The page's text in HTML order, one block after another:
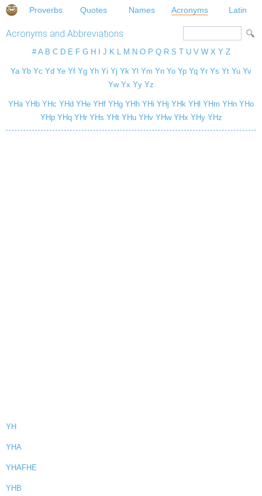
Proverbs Quotes Names Acronyms Latin
Acronyms and Abbreviations
# A B C D E F G H J K L M N O P Q R S T U V W X Y Z
Ya Yb Yc Yd Ye Yf Yg Yh Yi Yj Yk Yl Ym Yn Yo Yp Yq Yr Ys Yt Yu Yv
Yw Yx Yy Yz
YHa YHb YHc YHd YHe YHf YHg YHh YHi YHj YHk YHl YHm YHn YHo
YHp YHq YHr YHs YHt YHu YHv YHw YHx YHy YHz
YH
YHA
YHAFHE
YHB